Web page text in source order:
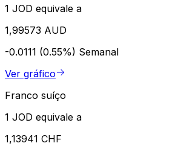
1 JOD equivale a
1,99573 AUD
-0.0111 (0.55%) Semanal
Ver gráfico
Franco suíço
1 JOD equivale a
1,13941 CHF